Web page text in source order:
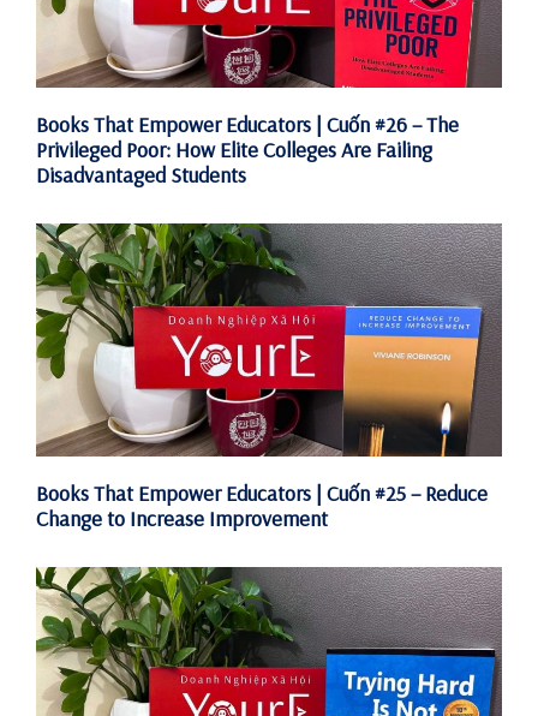
Books That Empower Educators | Cuốn #26 – The
Privileged Poor: How Elite Colleges Are Failing
Disadvantaged Students
Books That Empower Educators | Cuốn #25 – Reduce
Change to Increase Improvement